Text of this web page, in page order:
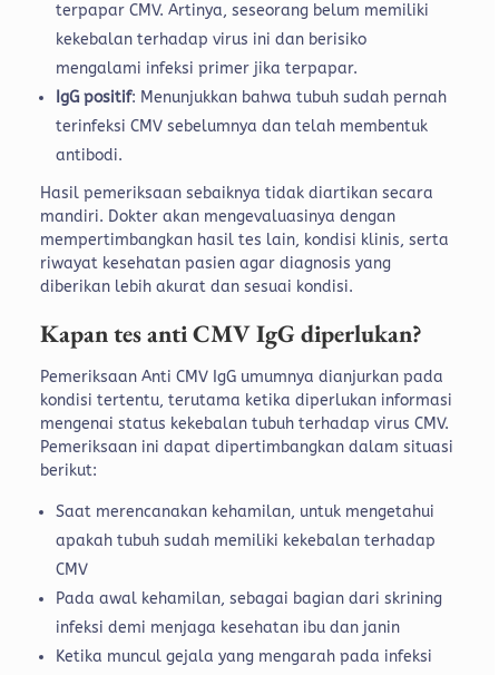
terpapar CMV. Artinya, seseorang belum memiliki
kekebalan terhadap virus ini dan berisiko
mengalami infeksi primer jika terpapar.
IgG positif: Menunjukkan bahwa tubuh sudah pernah
terinfeksi CMV sebelumnya dan telah membentuk
antibodi.
Hasil pemeriksaan sebaiknya tidak diartikan secara
mandiri. Dokter akan mengevaluasinya dengan
mempertimbangkan hasil tes lain, kondisi klinis, serta
riwayat kesehatan pasien agar diagnosis yang
diberikan lebih akurat dan sesuai kondisi.
Kapan tes anti CMV IgG diperlukan?
Pemeriksaan Anti CMV IgG umumnya dianjurkan pada
kondisi tertentu, terutama ketika diperlukan informasi
mengenai status kekebalan tubuh terhadap virus CMV.
Pemeriksaan ini dapat dipertimbangkan dalam situasi
berikut:
Saat merencanakan kehamilan, untuk mengetahui
apakah tubuh sudah memiliki kekebalan terhadap
CMV
Pada awal kehamilan, sebagai bagian dari skrining
infeksi demi menjaga kesehatan ibu dan janin
Ketika muncul gejala yang mengarah pada infeksi